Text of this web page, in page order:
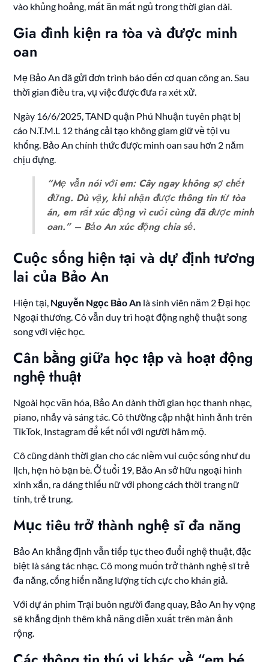
vào khủng hoảng, mất ăn mất ngủ trong thời gian dài.
Gia đình kiện ra tòa và được minh
oan
Mẹ Bảo An đã gửi đơn trình báo đến cơ quan công an. Sau
thời gian điều tra, vụ việc được đưa ra xét xử.
Ngày 16/6/2025, TAND quận Phú Nhuận tuyên phạt bị
cáo N.T.M.L 12 tháng cải tạo không giam giữ về tội vu
khống. Bảo An chính thức được minh oan sau hơn 2 năm
chịu đựng.
“Mẹ vẫn nói với em: Cây ngay không sợ chết
đứng. Dù vậy, khi nhận được thông tin từ tòa
án, em rất xúc động vì cuối cùng đã được minh
oan.” – Bảo An xúc động chia sẻ.
Cuộc sống hiện tại và dự định tương
lai của Bảo An
Hiện tại, Nguyễn Ngọc Bảo An là sinh viên năm 2 Đại học
Ngoại thương. Cô vẫn duy trì hoạt động nghệ thuật song
song với việc học.
Cân bằng giữa học tập và hoạt động
nghệ thuật
Ngoài học văn hóa, Bảo An dành thời gian học thanh nhạc,
piano, nhảy và sáng tác. Cô thường cập nhật hình ảnh trên
TikTok, Instagram để kết nối với người hâm mộ.
Cô cũng dành thời gian cho các niềm vui cuộc sống như du
lịch, hẹn hò bạn bè. Ở tuổi 19, Bảo An sở hữu ngoại hình
xinh xắn, ra dáng thiếu nữ với phong cách thời trang nữ
tính, trẻ trung.
Mục tiêu trở thành nghệ sĩ đa năng
Bảo An khẳng định vẫn tiếp tục theo đuổi nghệ thuật, đặc
biệt là sáng tác nhạc. Cô mong muốn trở thành nghệ sĩ trẻ
đa năng, cống hiến năng lượng tích cực cho khán giả.
Với dự án phim Trại buôn người đang quay, Bảo An hy vọng
sẽ khẳng định thêm khả năng diễn xuất trên màn ảnh
rộng.